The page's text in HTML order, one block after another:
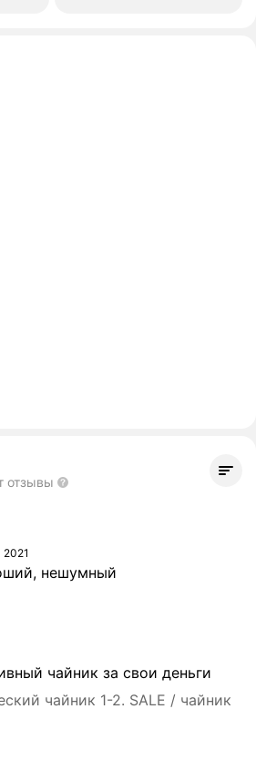
отзывы
2021
нешумный
чайник за свои деньги
чайник 1-2. SALE / чайник